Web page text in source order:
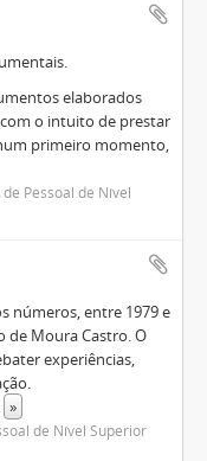
elaborados
com o intuito de prestar
primeiro momento,
Pessoal de Nível
números, entre 1979 e
de Moura Castro. O
experiências,
»
de Nível Superior